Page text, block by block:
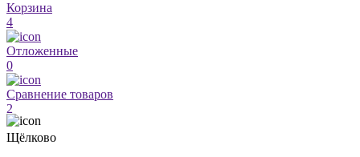
Корзина
4
Отложенные
0
Сравнение товаров
2
Щёлково